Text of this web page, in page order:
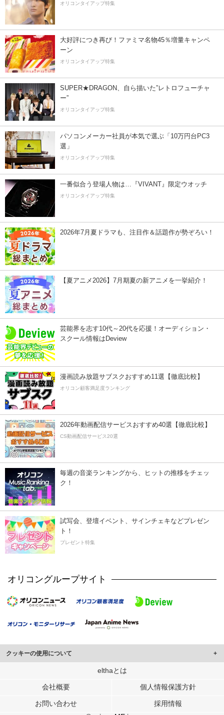
オリコンタイアップ特集
大好評につき再び！ファミマ名物45％増量キャンペ
ーン
オリコンタイアップ特集
SUPER★DRAGON、自ら描いた”レトロフューチャ
ー”
オリコンタイアップ特集
パソコンメーカー社員が本気で選ぶ「10万円台PC3
選」
オリコンタイアップ特集
一番似合う登場人物は…『VIVANT』限定ウオッチ
オリコンタイアップ特集
2026年7月夏ドラマも、注目作＆話題作が勢ぞろい！
【夏アニメ2026】7月期夏の新アニメを一挙紹介！
芸能界を志す10代～20代を応援！オーディション・
スクール情報はDeview
漫画読み放題サブスクおすすめ11選【徹底比較】
オリコン顧客満足度ランキング
2026年動画配信サービスおすすめ40選【徹底比較】
CS動画配信サービス20選
毎週の音楽ランキングから、ヒットの推移をチェッ
ク！
試写会、登壇イベント、サインチェキなどプレゼン
ト！
プレゼント特集
オリコングループサイト
クッキーの使用について
このサイトでは Cookie を使用して、ユーザーに合わせたコンテンツや広告の
行っています。
メディアや広告配信、データ解析の各パートナーに提供しています。
各パートナーは、この情報とユーザーが各パートナーに提供した他の情報や、
elthaとは
会社概要 個人情報保護方針
お問い合わせ
採用情報